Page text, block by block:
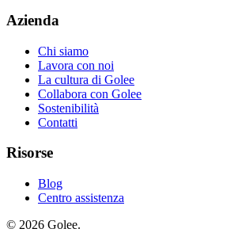
Azienda
Chi siamo
Lavora con noi
La cultura di Golee
Collabora con Golee
Sostenibilità
Contatti
Risorse
Blog
Centro assistenza
© 2026 Golee.